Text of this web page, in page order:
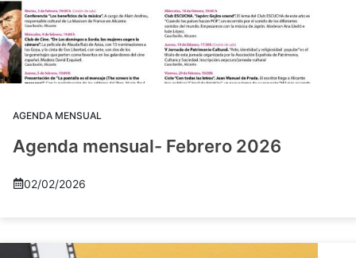
AGENDA MENSUAL
Agenda mensual- Febrero 2026
02/02/2026